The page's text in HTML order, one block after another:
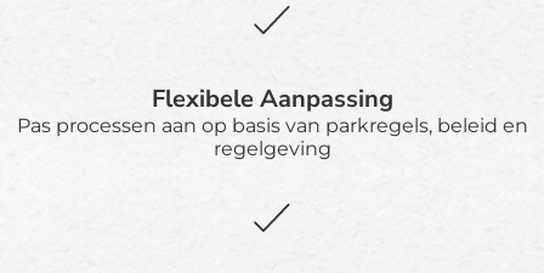
Flexibele Aanpassing
Pas processen aan op basis van parkregels, beleid en
regelgeving